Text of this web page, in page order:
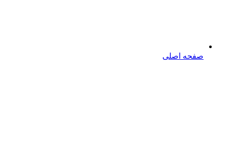
صفحه اصلی